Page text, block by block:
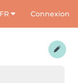
FR Connexion